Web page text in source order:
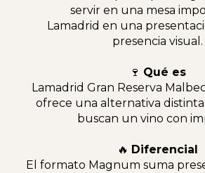
servir en una mesa
Lamadrid en una
presencia visual.
🍷 Qué es
Lamadrid Gran Reserva
ofrece una alternativa
buscan un vino con
🔥 Diferencial
El formato Magnum suma